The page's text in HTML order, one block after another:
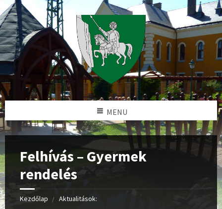
MENU
Felhívás – Gyermek
rendelés
Kezdőlap Aktualitások: